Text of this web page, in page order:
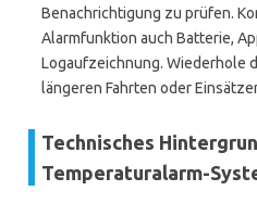
Benachrichtigung zu prüfen.
Alarmfunktion auch Batterie,
Logaufzeichnung. Wiederhole
längeren Fahrten oder
Technisches
Temperaturalarm-